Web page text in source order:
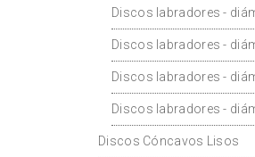
Discos labradores -
Discos labradores -
Discos labradores -
Discos labradores -
Discos Cóncavos Lisos